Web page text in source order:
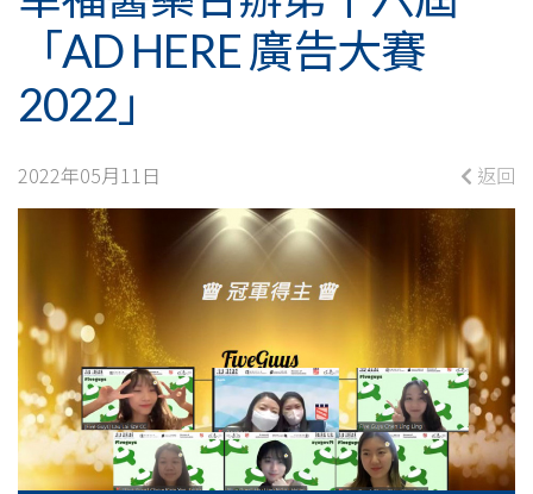
際
學
院
幸
福
醫
藥
「AD HERE 廣告大賽
2022」
2022年05月11日 返回